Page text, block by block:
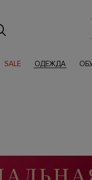
SALE ОДЕЖДА